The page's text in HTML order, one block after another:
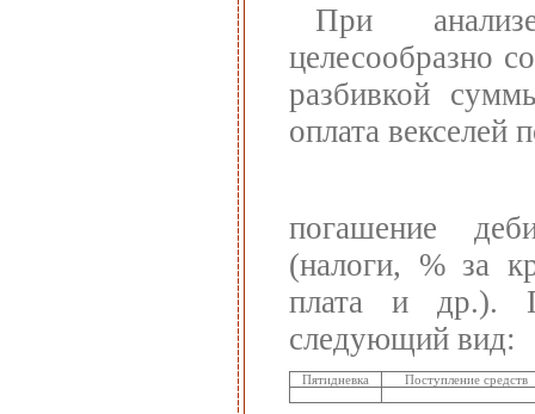
При
целесообразно
разбивкой
оплата векселей
погашение
(налоги, % за
плата и др.).
следующий вид:
Пятидневка Поступление средств